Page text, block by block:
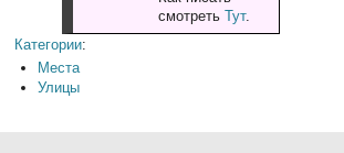
смотреть Тут.
Категории:
Места
Улицы